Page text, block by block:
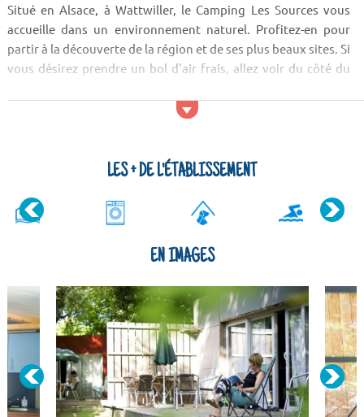
Situé en Alsace, à Wattwiller, le Camping Les Sources vous
accueille dans un environnement naturel. Profitez-en pour
partir à la découverte de la région et de ses plus beaux sites. Si
vous désirez prendre un bol d'air frais, allez voir du côté du
LES + DE L'ÉTABLISSEMENT
EN IMAGES